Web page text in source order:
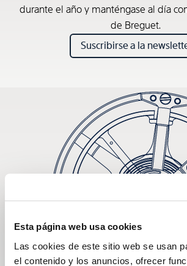
Esta página web usa cookies
Las cookies de este sitio web se usan
el contenido y los anuncios, ofrecer
durante el año y manténgase al día
de Breguet.
Suscribirse a la